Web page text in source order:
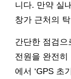
니다. 만약 실
창가 근처의
간단한 점검으
전원을 완전히
에서 ‘GPS 초